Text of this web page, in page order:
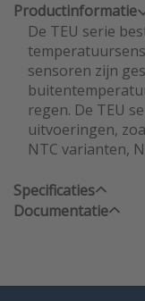
Productinformatie
De TEU serie
sensoren zijn
regen. De TEU
uitvoeringen,
NTC varianten,
Specificaties
Documentatie